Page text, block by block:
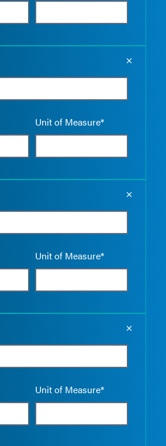
Unit of Measure*
Unit of Measure*
Unit of Measure*